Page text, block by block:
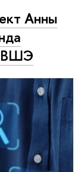
Анны
ВШЭ